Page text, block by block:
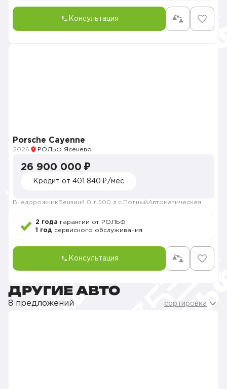
Консультация
Porsche Cayenne
2026 РОЛЬФ Ясенево
26 900 000 ₽
Кредит от 401 840 ₽/мес
Внедорожник Бензин4.0 л. 500 л.с. ПолныйАвтоматическая
2 года гарантии от РОЛЬФ
1 год сервисного обслуживания
Консультация
ДРУГИЕ АВТО
8 предложений сортировка